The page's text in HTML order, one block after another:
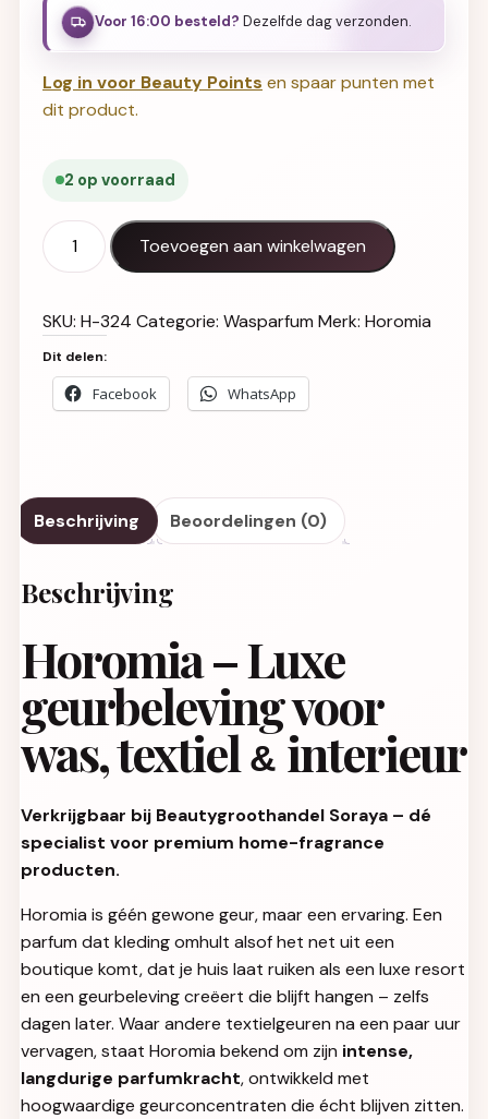
Voor 16:00 besteld? Dezelfde dag verzonden.
Log in voor Beauty Points en spaar punten met
dit product.
2 op voorraad
Horomia wasparfum Bianco latte 250 aantal
Toevoegen aan winkelwagen
SKU: H-324 Categorie: WasparfumMerk: Horomia
Dit delen:
Facebook WhatsApp
Beschrijving Beoordelingen (0)
Beschrijving
Horomia – Luxe
geurbeleving voor
was, textiel & interieur
Verkrijgbaar bij Beautygroothandel Soraya – dé
specialist voor premium home-fragrance
producten.
Horomia is géén gewone geur, maar een ervaring. Een
parfum dat kleding omhult alsof het net uit een
boutique komt, dat je huis laat ruiken als een luxe resort
en een geurbeleving creëert die blijft hangen – zelfs
dagen later. Waar andere textielgeuren na een paar uur
vervagen, staat Horomia bekend om zijn intense,
langdurige parfumkracht, ontwikkeld met
hoogwaardige geurconcentraten die écht blijven zitten.